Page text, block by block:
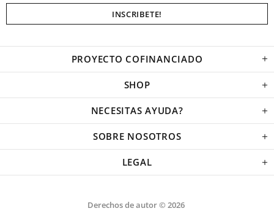
PROYECTO COFINANCIADO
SHOP
NECESITAS AYUDA?
SOBRE NOSOTROS
LEGAL
Derechos de autor © 2026